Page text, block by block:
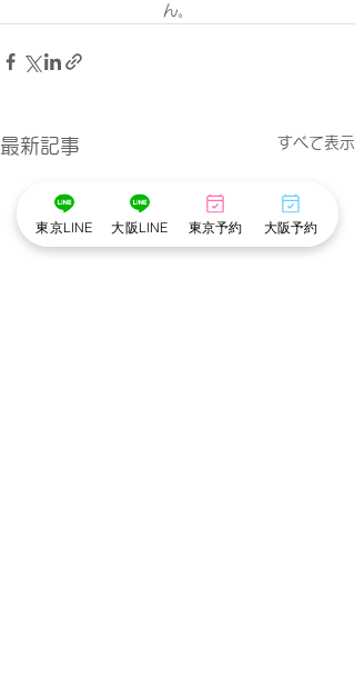
ん。
最新記事 すべて表示
東京LINE 大阪LINE 東京予約 大阪予約